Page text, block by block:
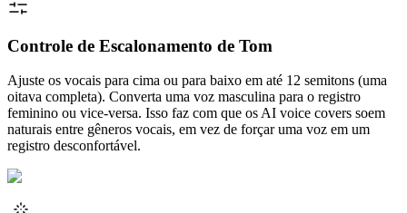
Controle de Escalonamento de Tom
Ajuste os vocais para cima ou para baixo em até 12 semitons (uma
oitava completa). Converta uma voz masculina para o registro
feminino ou vice-versa. Isso faz com que os AI voice covers soem
naturais entre gêneros vocais, em vez de forçar uma voz em um
registro desconfortável.